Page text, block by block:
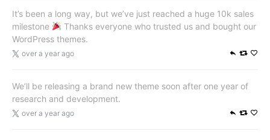
It’s been a long way, but we’ve just reached a huge 10k sales
milestone
Thanks everyone who trusted us and bought our
WordPress themes.
over a year ago
We’ll be releasing a brand new theme soon after one year of
research and development.
over a year ago